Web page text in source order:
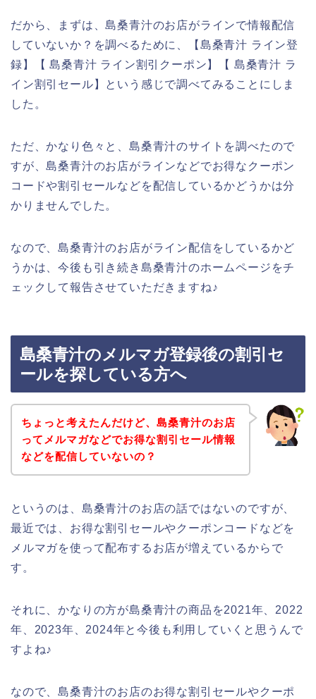
だから、まずは、島桑青汁のお店がラインで情報配信
していないか？を調べるために、【島桑青汁 ライン登
録】【 島桑青汁 ライン割引クーポン】【 島桑青汁 ラ
イン割引セール】という感じで調べてみることにしま
した。
ただ、かなり色々と、島桑青汁のサイトを調べたので
すが、島桑青汁のお店がラインなどでお得なクーポン
コードや割引セールなどを配信しているかどうかは分
かりませんでした。
なので、島桑青汁のお店がライン配信をしているかど
うかは、今後も引き続き島桑青汁のホームページをチ
ェックして報告させていただきますね♪
島桑青汁のメルマガ登録後の割引セ
ールを探している方へ
ちょっと考えたんだけど、島桑青汁のお店
ってメルマガなどでお得な割引セール情報
などを配信していないの？
というのは、島桑青汁のお店の話ではないのですが、
最近では、お得な割引セールやクーポンコードなどを
メルマガを使って配布するお店が増えているからで
す。
それに、かなりの方が島桑青汁の商品を2021年、2022
年、2023年、2024年と今後も利用していくと思うんで
すよね♪
なので、島桑青汁のお店のお得な割引セールやクーポ